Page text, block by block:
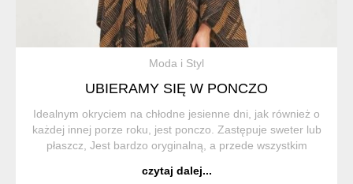
Moda i Styl
UBIERAMY SIĘ W PONCZO
Idealnym okryciem na chłodne jesienne dni, jak również o
każdej innej porze roku, jest ponczo. Zastępuje sweter lub
płaszcz, Jest bardzo oryginalną, a przede wszystkim
Poncho) to trad...
czytaj dalej...